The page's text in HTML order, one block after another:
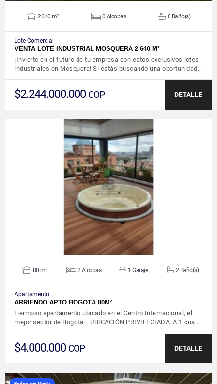
2640 m² 0 Alcobas 0 Baño(s)
Lote Comercial
VENTA LOTE INDUSTRIAL MOSQUERA 2.640 M²
¡Invierte en el futuro de tu empresa con estos exclusivos lotes
industriales en Mosquera! Si estás buscando una oportunidad…
$2.244.000.000 COP DETALLE
VER DETALLES
80 m² 2 Alcobas 1 Garaje 2 Baño(s)
Apartamento
ARRIENDO APTO BOGOTÁ 80M²
Hermoso apartamento ubicado en el Centro Internacional, el
mejor sector de Bogotá. UBICACIÓN PRIVILEGIADA: A 1 cua…
$4.000.000 COP DETALLE